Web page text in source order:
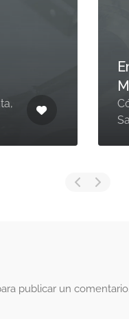
publicar un comentario.